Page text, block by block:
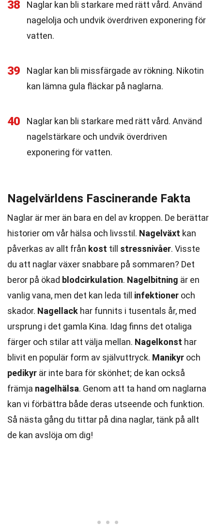
38
Naglar kan bli starkare med rätt vård. Använd
nagelolja och undvik överdriven exponering för
vatten.
39
Naglar kan bli missfärgade av rökning. Nikotin
kan lämna gula fläckar på naglarna.
40
Naglar kan bli starkare med rätt vård. Använd
nagelstärkare och undvik överdriven
exponering för vatten.
Nagelvärldens Fascinerande Fakta
Naglar är mer än bara en del av kroppen. De berättar
historier om vår hälsa och livsstil. Nagelväxt kan
påverkas av allt från kost till stressnivåer. Visste
du att naglar växer snabbare på sommaren? Det
beror på ökad blodcirkulation. Nagelbitning är en
vanlig vana, men det kan leda till infektioner och
skador. Nagellack har funnits i tusentals år, med
ursprung i det gamla Kina. Idag finns det otaliga
färger och stilar att välja mellan. Nagelkonst har
blivit en populär form av självuttryck. Manikyr och
pedikyr är inte bara för skönhet; de kan också
främja nagelhälsa. Genom att ta hand om naglarna
kan vi förbättra både deras utseende och funktion.
Så nästa gång du tittar på dina naglar, tänk på allt
de kan avslöja om dig!